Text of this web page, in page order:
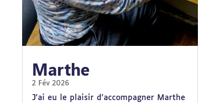
Marthe
2 Fév 2026
J'ai eu le plaisir d'accompagner Marthe